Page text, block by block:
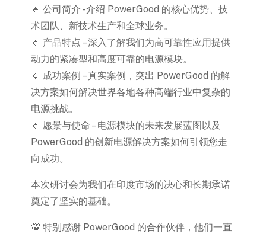
🔹 公司简介 - 介绍 PowerGood 的核心优势、技
术团队、新技术生产和全球业务。
🔹 产品特点 – 深入了解我们为高可靠性应用提供
动力的紧凑型和高度可靠的电源模块。
🔹 成功案例 – 真实案例，突出 PowerGood 的解
决方案如何解决世界各地各种高端行业中复杂的
电源挑战。
🔹 愿景与使命 – 电源模块的未来发展蓝图以及
PowerGood 的创新电源解决方案如何引领您走
向成功。
本次研讨会为我们在印度市场的决心和长期承诺
奠定了坚实的基础。
💯 特别感谢 PowerGood 的合作伙伴，他们一直